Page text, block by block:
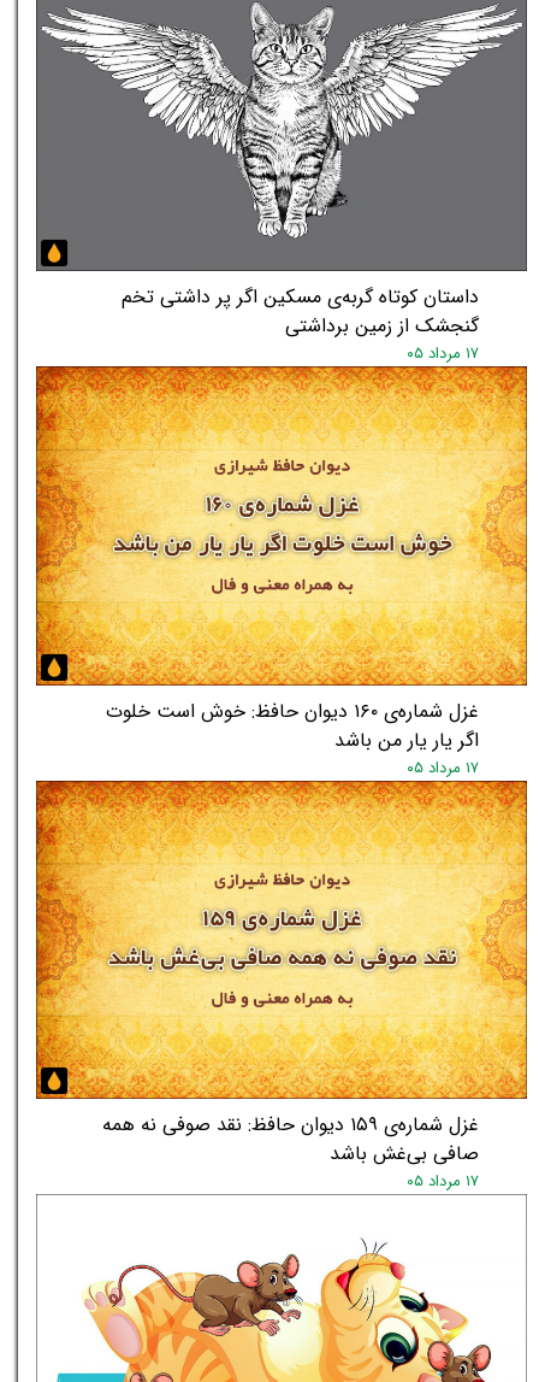
داستان کوتاه گربه‌ی مسکین اگر پر داشتی تخم
گنجشک از زمین برداشتی
۱۷ مرداد ۰۵
غزل شماره‌ی ۱۶۰ دیوان حافظ: خوش است خلوت
اگر یار یار من باشد
۱۷ مرداد ۰۵
غزل شماره‌ی ۱۵۹ دیوان حافظ: نقد صوفی نه همه
صافی بی‌غش باشد
۱۷ مرداد ۰۵